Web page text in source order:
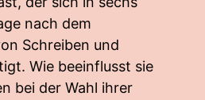
nach dem
Schreiben und
Wie beeinflusst sie
bei der Wahl ihrer